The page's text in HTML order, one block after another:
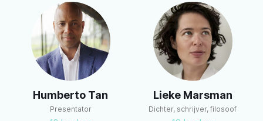
Lieke Marsman
Dichter, schrijver, filosoof
Dirk De Wachter
Psychiater & bestseller auteur